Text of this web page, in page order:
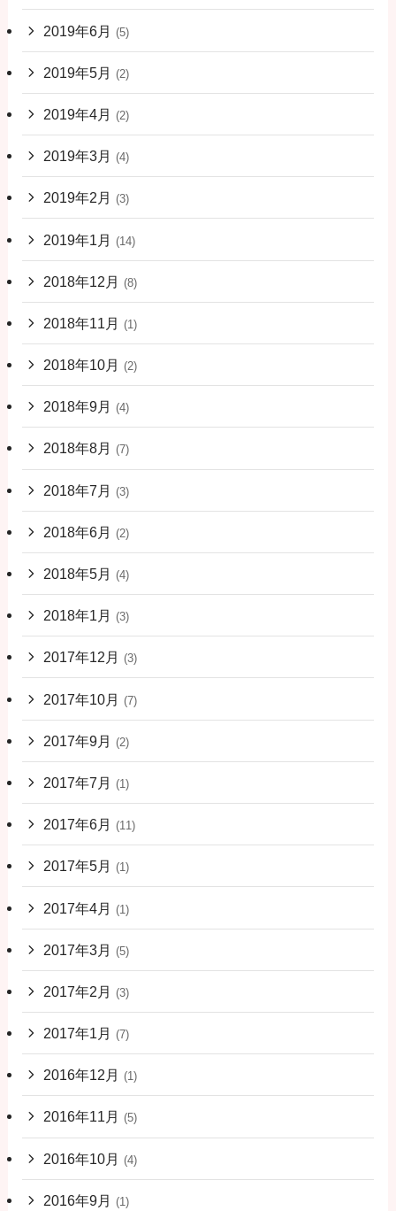
2019年6月 (5)
2019年5月 (2)
2019年4月 (2)
2019年3月 (4)
2019年2月 (3)
2019年1月 (14)
2018年12月 (8)
2018年11月 (1)
2018年10月 (2)
2018年9月 (4)
2018年8月 (7)
2018年7月 (3)
2018年6月 (2)
2018年5月 (4)
2018年1月 (3)
2017年12月 (3)
2017年10月 (7)
2017年9月 (2)
2017年7月 (1)
2017年6月 (11)
2017年5月 (1)
2017年4月 (1)
2017年3月 (5)
2017年2月 (3)
2017年1月 (7)
2016年12月 (1)
2016年11月 (5)
2016年10月 (4)
2016年9月 (1)